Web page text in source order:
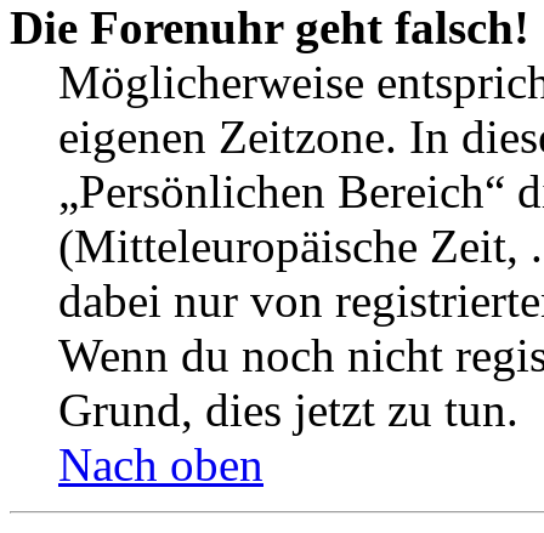
Die Forenuhr geht falsch!
Möglicherweise
eigenen Zeitzone. In
„Persönlichen Bereich“
(Mitteleuropäische Zeit,
dabei nur von
Wenn du noch nicht
Grund, dies jetzt zu tun.
Nach oben